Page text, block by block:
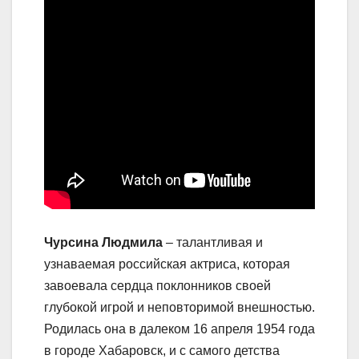
Чурсина Людмила – талантливая и
узнаваемая российская актриса, которая
завоевала сердца поклонников своей
глубокой игрой и неповторимой внешностью.
Родилась она в далеком 16 апреля 1954 года
в городе Хабаровск, и с самого детства